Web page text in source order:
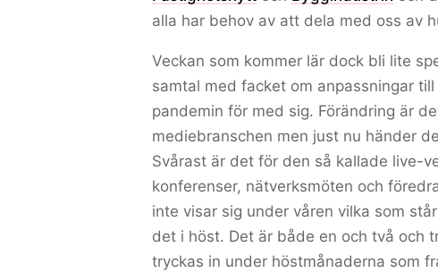
alla har behov av att dela med oss av
Veckan som kommer lär dock bli lite
samtal med facket om anpassningar
pandemin för med sig. Förändring är
mediebranschen men just nu händer
Svårast är det för den så kallade live-
konferenser, nätverksmöten och
inte visar sig under våren vilka som
det i höst. Det är både en och två och
tryckas in under höstmånaderna som